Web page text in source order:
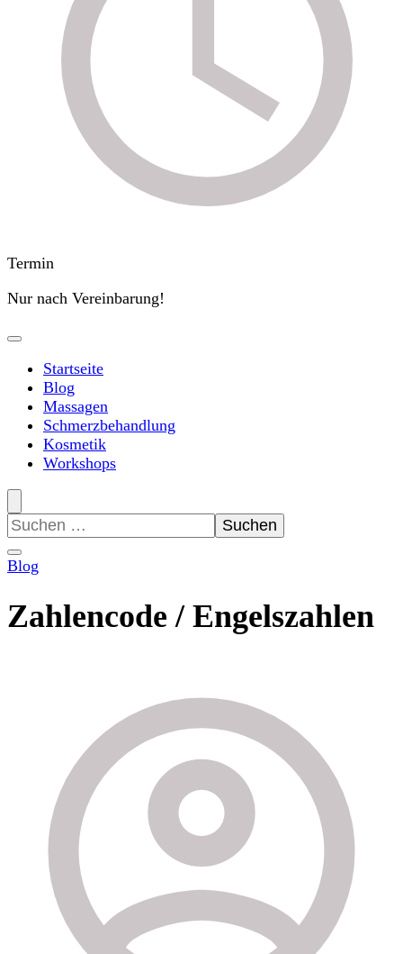
Termin
Nur nach Vereinbarung!
Startseite
Blog
Massagen
Schmerzbehandlung
Kosmetik
Workshops
Suchen
nach:
Blog
Zahlencode / Engelszahlen